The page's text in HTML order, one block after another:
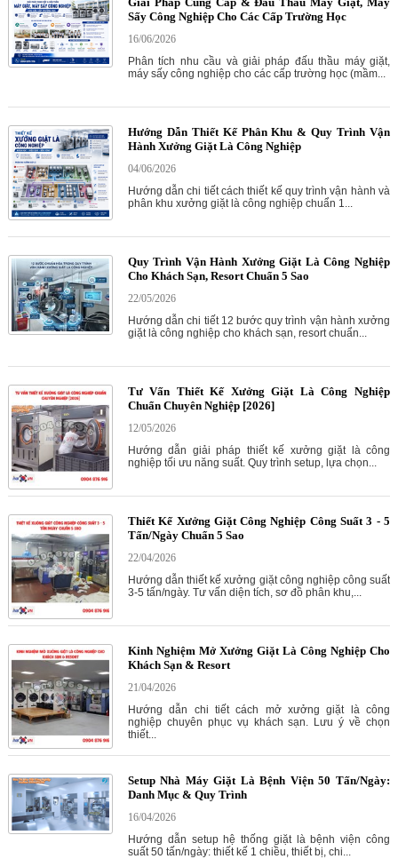
Sấy Công Nghiệp Cho Các Cấp Trường Học
16/06/2026
Phân tích nhu cầu và giải pháp đấu thầu máy giặt,
máy sấy công nghiệp cho các cấp trường học (mầm...
Hướng Dẫn Thiết Kế Phân Khu & Quy Trình Vận
Hành Xưởng Giặt Là Công Nghiệp
04/06/2026
Hướng dẫn chi tiết cách thiết kế quy trình vận hành và
phân khu xưởng giặt là công nghiệp chuẩn 1...
Quy Trình Vận Hành Xưởng Giặt Là Công Nghiệp
Cho Khách Sạn, Resort Chuẩn 5 Sao
22/05/2026
Hướng dẫn chi tiết 12 bước quy trình vận hành xưởng
giặt là công nghiệp cho khách sạn, resort chuẩn...
Tư Vấn Thiết Kế Xưởng Giặt Là Công Nghiệp
Chuẩn Chuyên Nghiệp [2026]
12/05/2026
Hướng dẫn giải pháp thiết kế xưởng giặt là công
nghiệp tối ưu năng suất. Quy trình setup, lựa chọn...
Thiết Kế Xưởng Giặt Công Nghiệp Công Suất 3 - 5
Tấn/Ngày Chuẩn 5 Sao
22/04/2026
Hướng dẫn thiết kế xưởng giặt công nghiệp công suất
3-5 tấn/ngày. Tư vấn diện tích, sơ đồ phân khu,...
Kinh Nghiệm Mở Xưởng Giặt Là Công Nghiệp Cho
Khách Sạn & Resort
21/04/2026
Hướng dẫn chi tiết cách mở xưởng giặt là công
nghiệp chuyên phục vụ khách sạn. Lưu ý về chọn
thiết...
Setup Nhà Máy Giặt Là Bệnh Viện 50 Tấn/Ngày:
Danh Mục & Quy Trình
16/04/2026
Hướng dẫn setup hệ thống giặt là bệnh viện công
suất 50 tấn/ngày: thiết kế 1 chiều, thiết bị, chi...